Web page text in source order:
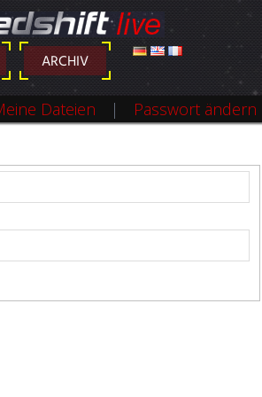
ARCHIV
DEUTSCH ENGLISH FRANÇAIS
Dateien Passwort ändern